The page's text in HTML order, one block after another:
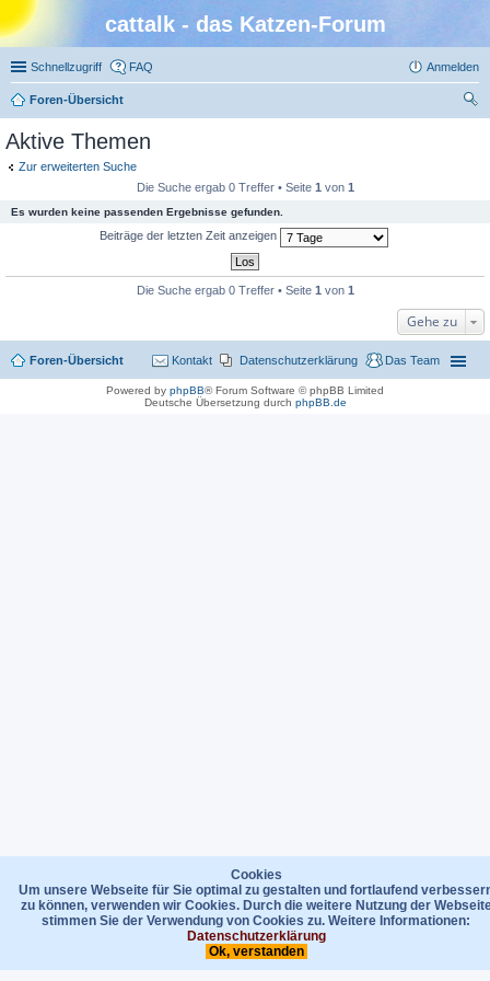
cattalk - das Katzen-Forum
Schnellzugriff FAQ Anmelden
Foren-Übersicht
Aktive Themen
Zur erweiterten Suche
Die Suche ergab 0 Treffer • Seite 1 von 1
Es wurden keine passenden Ergebnisse gefunden.
Beiträge der letzten Zeit anzeigen
Die Suche ergab 0 Treffer • Seite 1 von 1
Gehe zu
Cookies
Um unsere Webseite für Sie optimal zu gestalten und fortlaufend
zu können, verwenden wir Cookies. Durch die weitere Nutzung der
stimmen Sie der Verwendung von Cookies zu. Weitere Informationen:
Datenschutzerklärung
Ok, verstanden
Foren-Übersicht Das Team
Datenschutzerklärung
Kontakt
Powered by phpBB® Forum Software © phpBB Limited
Deutsche Übersetzung durch phpBB.de